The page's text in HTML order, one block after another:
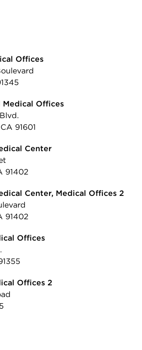
Offices
Offices
91601
Center
91402
Center, Medical Offices 2
91402
Offices
Offices 2